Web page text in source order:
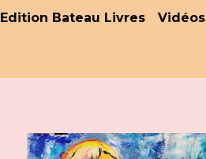
Edition Bateau Livres Vidéos